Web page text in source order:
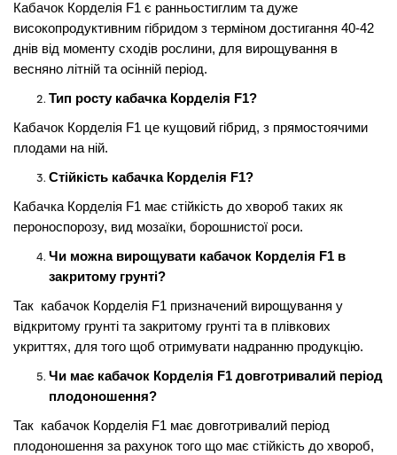
Кабачок Корделія F1 є ранньостиглим та дуже
високопродуктивним гібридом з терміном достигання 40-42
днів від моменту сходів рослини, для вирощування в
весняно літній та осінній період.
Тип росту кабачка Корделія F1?
Кабачок Корделія F1 це кущовий гібрид, з прямостоячими
плодами на ній.
Стійкість кабачка Корделія F1?
Кабачка Корделія F1 має стійкість до хвороб таких як
пероноспорозу, вид мозаїки, борошнистої роси.
Чи можна вирощувати кабачок Корделія F1 в
закритому грунті?
Так кабачок Корделія F1 призначений вирощування у
відкритому грунті та закритому грунті та в плівкових
укриттях, для того щоб отримувати надранню продукцію.
Чи має кабачок Корделія F1 довготривалий період
плодоношення?
Так кабачок Корделія F1 має довготривалий період
плодоношення за рахунок того що має стійкість до хвороб,